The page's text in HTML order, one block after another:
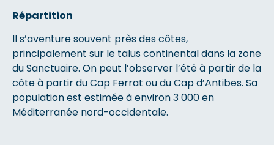
Répartition
Il s’aventure souvent près des côtes,
principalement sur le talus continental dans la zone
du Sanctuaire. On peut l’observer l’été à partir de la
côte à partir du Cap Ferrat ou du Cap d’Antibes. Sa
population est estimée à environ 3 000 en
Méditerranée nord-occidentale.